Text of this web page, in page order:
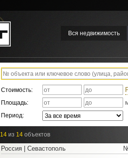
Вся недвижимость
Стоимость:
Площадь:
Период:
14 из 14 объектов
Россия | Севастополь